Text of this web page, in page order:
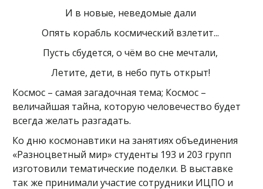
И в новые, неведомые дали
Опять корабль космический взлетит...
Пусть сбудется, о чём во сне мечтали,
Летите, дети, в небо путь открыт!
Космос – самая загадочная тема; Космос –
величайшая тайна, которую человечество будет
всегда желать разгадать.
Ко дню космонавтики на занятиях объединения
«Разноцветный мир» студенты 193 и 203 групп
изготовили тематические поделки. В выставке
так же принимали участие сотрудники ИЦПО и